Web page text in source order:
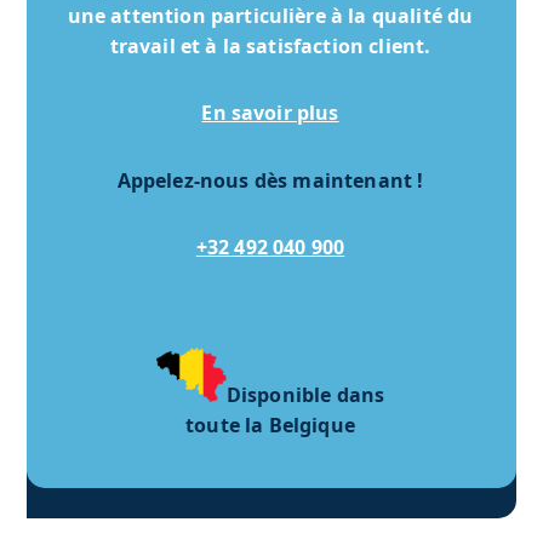
une attention particulière à la qualité du
travail et à la satisfaction client.
En savoir plus
Appelez-nous dès maintenant !
+32 492 040 900
Disponible dans
toute la Belgique